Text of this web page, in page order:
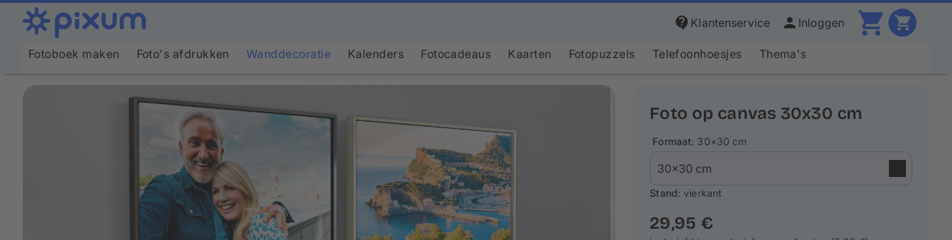
Klantenservice Inloggen
Fotoboek maken Foto's afdrukken Wanddecoratie Kalenders Fotocadeaus Kaarten Fotopuzzels Telefoonhoesjes Thema's
Foto op canvas 30x30 cm
Formaat: 30×30 cm
Stand: vierkant
29,95 €